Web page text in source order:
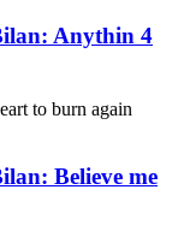
Anythin 4
to burn again
Believe me